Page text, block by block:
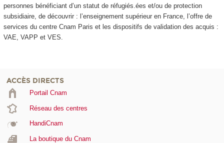
personnes bénéficiant d’un statut de réfugiés.ées et/ou de protection
subsidiaire, de découvrir : l’enseignement supérieur en France, l’offre de
services du centre Cnam Paris et les dispositifs de validation des acquis :
VAE, VAPP et VES.
ACCÈS DIRECTS
Portail Cnam
Réseau des centres
HandiCnam
La boutique du Cnam